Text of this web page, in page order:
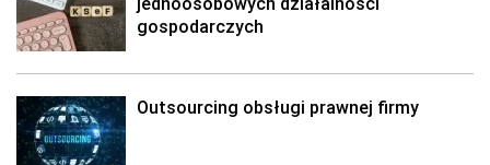
gospodarczych
Outsourcing obsługi prawnej firmy